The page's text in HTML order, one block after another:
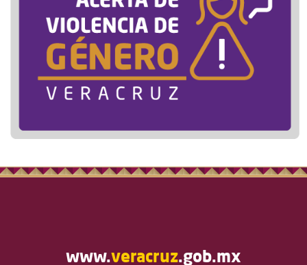
www.veracruz.gob.mx